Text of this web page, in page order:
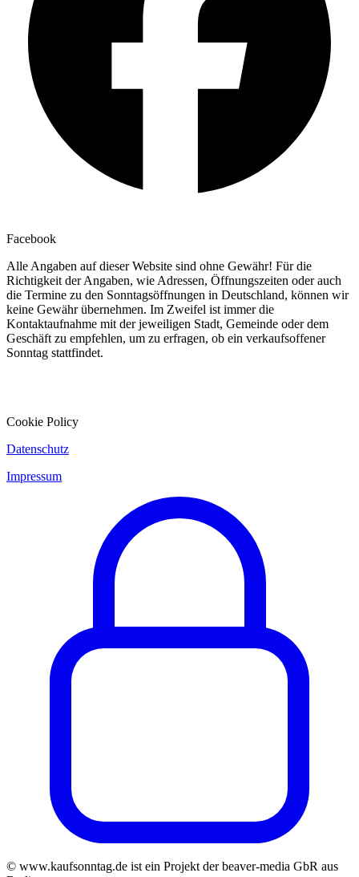
Facebook
Alle Angaben auf dieser Website sind ohne Gewähr! Für die
Richtigkeit der Angaben, wie Adressen, Öffnungszeiten oder auch
die Termine zu den Sonntagsöffnungen in Deutschland, können wir
keine Gewähr übernehmen. Im Zweifel ist immer die
Kontaktaufnahme mit der jeweiligen Stadt, Gemeinde oder dem
Geschäft zu empfehlen, um zu erfragen, ob ein verkaufsoffener
Sonntag stattfindet.
Cookie Policy
Datenschutz
Impressum
© www.kaufsonntag.de ist ein Projekt der beaver-media GbR aus